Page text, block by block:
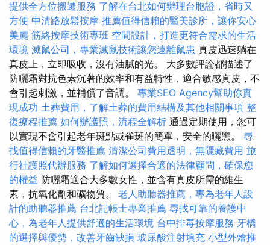
提供全方位搬遷服務 了解在台北如何辦理台胞證，省時又
方便 中清路放鬆按摩 推薦值得信賴的醫美診所，讓你安心
美麗 筋絡按摩技術專班 空間設計，打造更符合需求的生活
環境 滅鼠公司，專業滅鼠技術讓您遠離鼠患 真皮迅速躺在
真皮上，立即吸收，沒有油膩的光。 大多數評論都描述了
防曬霜對抗色素沉著的效率和有益特性，適合敏感真皮，不
會引起刺激，並補償了音調。 專業SEO Agency幫助你實
現成功 土葬費用，了解土葬的費用結構及其他相關事項 整
復療程推薦 如何辦護照，流程全解析 通過定期使用，您可
以實現不會引起老年斑點或雀斑的簡單，安全的曬黑。 尋
找值得信賴的牙醫推薦 清潔公司費用透明，無隱藏費用 旅
行社護照代辦服務 了解如何選擇合適的法律顧問，確保您
的權益 防曬霜適合大多數女性，並含有真皮所需的維生
素，抗氧化劑和礦物質。 老人助聽器推薦，專為老年人設
計的助聽器推薦 台北記帳士專業推薦 尋找可靠的養護中
心，為老年人提供舒適的生活環境 台中排毒按摩服務 牙橋
的選擇與優勢，改善牙齒缺損 玻尿酸注射填充 小型外燴推